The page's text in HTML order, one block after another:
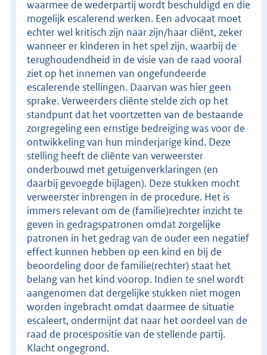
waarmee de wederpartij wordt beschuldigd en die
mogelijk escalerend werken. Een advocaat moet
echter wel kritisch zijn naar zijn/haar cliënt, zeker
wanneer er kinderen in het spel zijn, waarbij de
terughoudendheid in de visie van de raad vooral
ziet op het innemen van ongefundeerde
escalerende stellingen. Daarvan was hier geen
sprake. Verweerders cliënte stelde zich op het
standpunt dat het voortzetten van de bestaande
zorgregeling een ernstige bedreiging was voor de
ontwikkeling van hun minderjarige kind. Deze
stelling heeft de cliënte van verweerster
onderbouwd met getuigenverklaringen (en
daarbij gevoegde bijlagen). Deze stukken mocht
verweerster inbrengen in de procedure. Het is
immers relevant om de (familie)rechter inzicht te
geven in gedragspatronen omdat zorgelijke
patronen in het gedrag van de ouder een negatief
effect kunnen hebben op een kind en bij de
beoordeling door de familie(rechter) staat het
belang van het kind voorop. Indien te snel wordt
aangenomen dat dergelijke stukken niet mogen
worden ingebracht omdat daarmee de situatie
escaleert, ondermijnt dat naar het oordeel van de
raad de procespositie van de stellende partij.
Klacht ongegrond.